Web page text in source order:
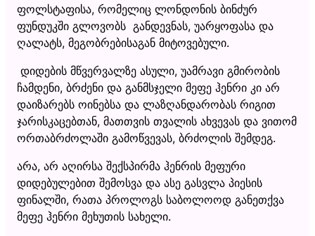
ფოლსტაფისა, რომელიც ლონდონის ბინძურ
ფუნდუკში გლოვობს განდევნას, უარყოფასა და
ღალატს, მეგობრებისაგან მიტოვებული.
დიდების მწვერვალზე ასული, უამრავი გმირობის
ჩამდენი, ბრძენი და განმსჯელი მეფე ჰენრი კი არ
დაიზარებს ოინებსა და ლაზღანდარობას რიგით
ჯარისკაცებთან, მათთვის თვალის ახვევას და ვითომ
ორთაბრძოლაში გამოწვევას, ბრძოლის შემდეგ.
არა, არ აღირსა შექსპირმა ჰენრის მეფური
დიდებულებით შემოსვა და ასე გასვლა პიესის
ფინალში, რათა პროლოგს საბოლოოდ განეთქვა
მეფე ჰენრი მეხუთის სახელი.